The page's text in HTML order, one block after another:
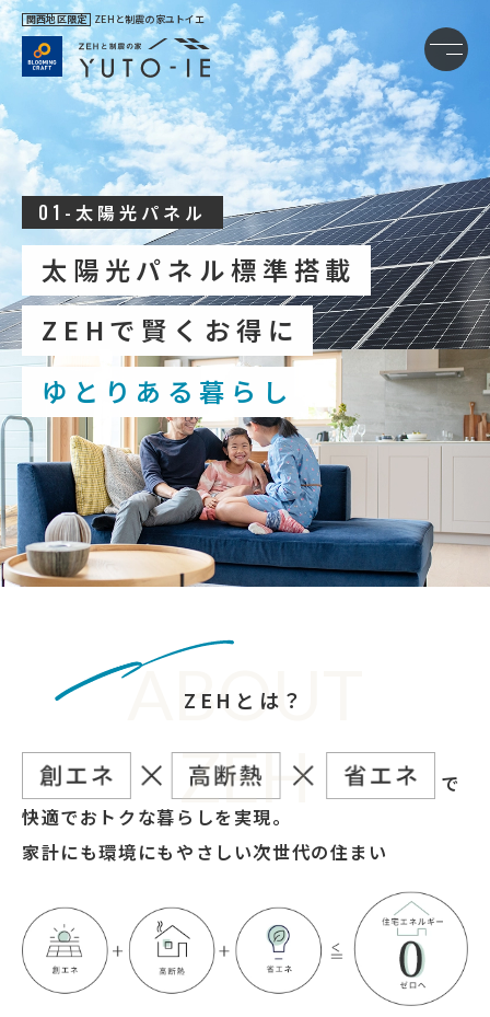
関西地区限定 ZEHと制震の家ユトイエ
01-太陽光パネル
太陽光パネル標準搭載
ZEHで賢くお得に
ゆとりある暮らし
ABOUT
ZEH
ZEHとは？
で
快適でおトクな暮らしを実現。
家計にも環境にもやさしい次世代の住まい